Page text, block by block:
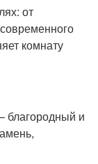
от
комнату
благородный и